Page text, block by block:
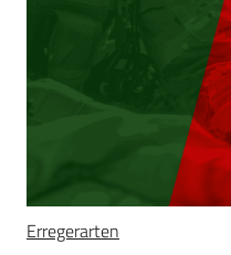
Erregerarten